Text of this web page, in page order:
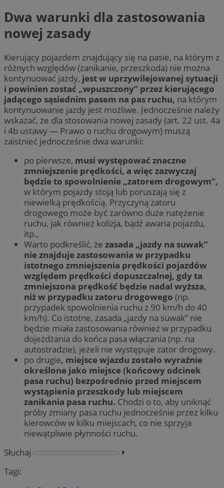
Dwa warunki dla zastosowania
nowej zasady
Kierujący pojazdem znajdujący się na pasie, na którym z
różnych względów (zanikanie, przeszkoda) nie można
kontynuować jazdy, jest w uprzywilejowanej sytuacji
i powinien zostać „wpuszczony” przez kierującego
jadącego sąsiednim pasem na pas ruchu, na którym
kontynuowanie jazdy jest możliwe. Jednocześnie należy
wskazać, że dla stosowania nowej zasady (art. 22 ust. 4a
i 4b ustawy — Prawo o ruchu drogowym) muszą
zaistnieć jednocześnie dwa warunki:
po pierwsze, musi występować znaczne
zmniejszenie prędkości, a więc zazwyczaj
będzie to spowolnienie „zatorem drogowym”,
w którym pojazdy stoją lub poruszają się z
niewielką prędkością. Przyczyną zatoru
drogowego może być zarówno duże natężenie
ruchu, jak również kolizja, bądź awaria pojazdu,
itp.,
Warto podkreślić, że zasada „jazdy na suwak”
nie znajduje zastosowania w przypadku
istotnego zmniejszenia prędkości pojazdów
względem prędkości dopuszczalnej, gdy ta
zmniejszona prędkość będzie nadal wyższa,
niż w przypadku zatoru drogowego (np.
przypadek spowolnienia ruchu z 90 km/h do 40
km/h). Co istotne, zasada „jazdy na suwak” nie
będzie miała zastosowania również w przypadku
dojeżdżania do końca pasa włączania (np. na
autostradzie), jeżeli nie występuje zator drogowy.
po drugie, miejsce wjazdu zostało wyraźnie
określone jako miejsce (końcowy odcinek
pasa ruchu) bezpośrednio przed miejscem
wystąpienia przeszkody lub miejscem
zanikania pasa ruchu. Chodzi o to, aby uniknąć
próby zmiany pasa ruchu jednocześnie przez kilku
kierowców w kilku miejscach, co nie sprzyja
niewątpliwie płynności ruchu.
Słuchaj
⏵︎
Tagi: